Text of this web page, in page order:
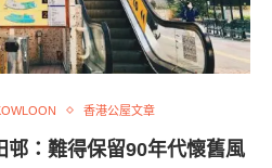
香港公屋文章
邨：難得保留90年代懷舊風